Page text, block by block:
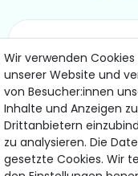
Hiermit bestätige ich,
Meine Einwilligung
Wir verwenden
unserer Website und
von Besucher:innen
Inhalte und Anzeigen
Drittanbietern
zu analysieren. Die
gesetzte Cookies. Wir